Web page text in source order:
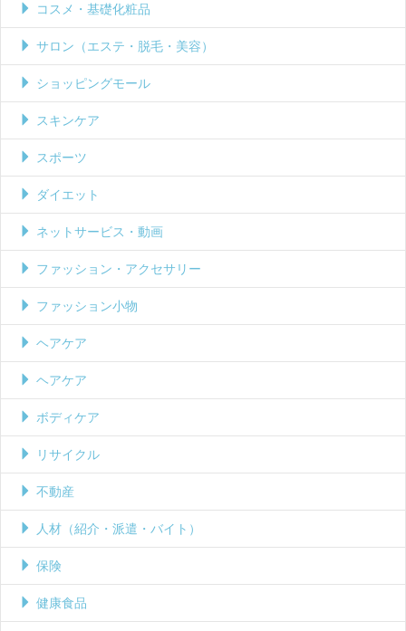
コスメ・基礎化粧品
サロン（エステ・脱毛・美容）
ショッピングモール
スキンケア
スポーツ
ダイエット
ネットサービス・動画
ファッション・アクセサリー
ファッション小物
ヘアケア
ヘアケア
ボディケア
リサイクル
不動産
人材（紹介・派遣・バイト）
保険
健康食品